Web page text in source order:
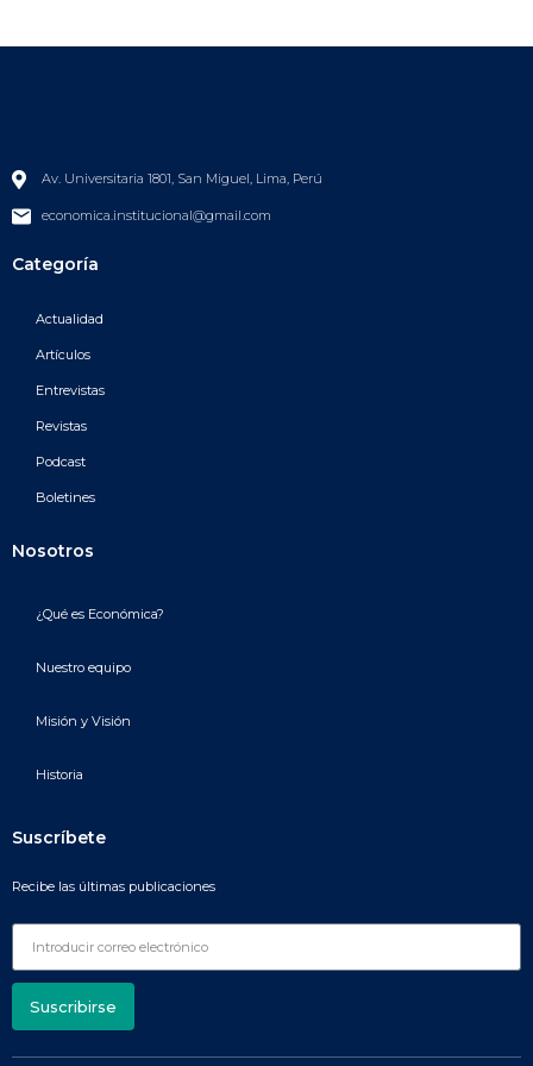
Av. Universitaria 1801, San Miguel, Lima, Perú
economica.institucional@gmail.com
Categoría
Actualidad
Artículos
Entrevistas
Revistas
Podcast
Boletines
Nosotros
¿Qué es Económica?
Nuestro equipo
Misión y Visión
Historia
Suscríbete
Recibe las últimas publicaciones
Suscribirse